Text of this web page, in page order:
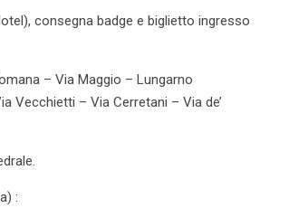
consegna badge e biglietto ingresso
– Via Maggio – Lungarno
Vecchietti – Via Cerretani – Via de’
: